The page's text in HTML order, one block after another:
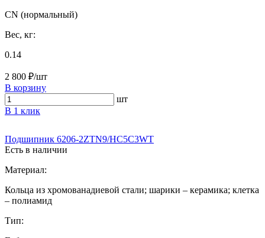
CN (нормальный)
Вес, кг:
0.14
2 800 ₽/шт
В корзину
шт
В 1 клик
Подшипник 6206‑2ZTN9/HC5C3WT
Есть в наличии
Материал:
Кольца из хромованадиевой стали; шарики – керамика; клетка
– полиамид
Тип: